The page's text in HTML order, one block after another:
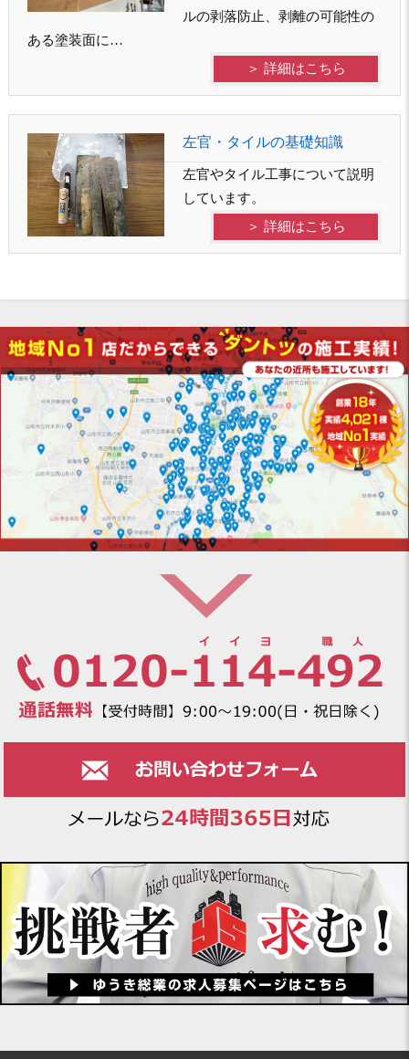
ルの剥落防止、剥離の可能性の
ある塗装面に…
＞ 詳細はこちら
左官・タイルの基礎知識
左官やタイル工事について説明
しています。
＞ 詳細はこちら